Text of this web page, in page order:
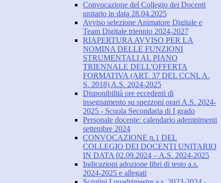
Convocazione del Collegio dei Docenti
unitario in data 28.04.2025
Avviso selezione Animatore Digitale e
Team Digitale triennio 2024-2027
RIAPERTURA AVVISO PER LA
NOMINA DELLE FUNZIONI
STRUMENTALI AL PIANO
TRIENNALE DELL'OFFERTA
FORMATIVA (ART. 37 DEL CCNL A.
S. 2018) A.S. 2024-2025
Disponibilità ore eccedenti di
insegnamento su spezzoni orari A.S. 2024-
2025 - Scuola Secondaria di I grado
Personale docente: calendario adempimenti
settembre 2024
CONVOCAZIONE n.1 DEL
COLLEGIO DEI DOCENTI UNITARIO
IN DATA 02.09.2024 – A.S. 2024-2025
Indicazioni adozione libri di testo a.s.
2024-2025 e allegati